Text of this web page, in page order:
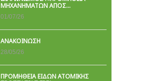
ΜΗΧΑΝΗΜΑΤΩΝ ΑΠΟΣ…
01/07/26
ΑΝΑΚΟΙΝΩΣΗ
28/05/26
ΠΡΟΜΉΘΕΙΑ ΕΙΔΏΝ ΑΤΟΜΙΚΉΣ